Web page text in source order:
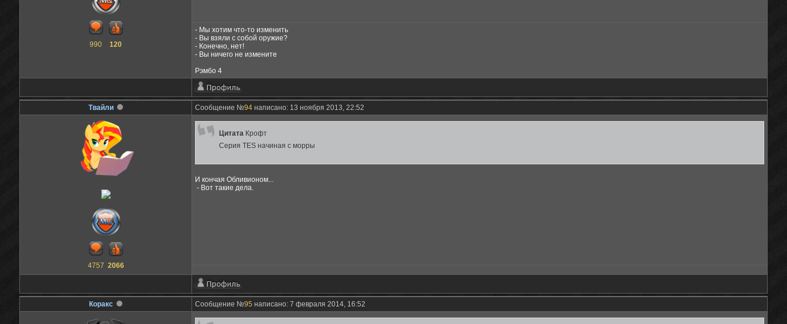
990 120
- Мы хотим что-то изменить
- Вы взяли с собой оружие?
- Конечно, нет!
- Вы ничего не измените
Рэмбо 4
Твайли Сообщение №94 написано: 13 ноября 2013, 22:52
4757 2066
Цитата Крoфт
Серия TES начиная с морры
И кончая Обливионом...
- Вот такие дела.
Коракс Сообщение №95 написано: 7 февраля 2014, 16:52